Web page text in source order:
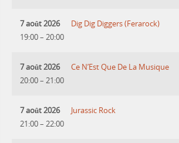
7 août 2026
19:00– 20:00
Dig Dig Diggers (Ferarock)
7 août 2026
20:00– 21:00
Ce N’Est Que De La Musique
7 août 2026
21:00– 22:00
Jurassic Rock